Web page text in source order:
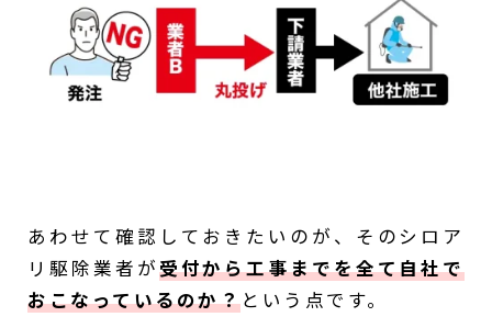
あわせて確認しておきたいのが、そのシロア
リ駆除業者が受付から工事までを全て自社で
おこなっているのか？という点です。